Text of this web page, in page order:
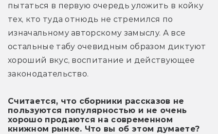
пытаться в первую очередь уложить в койку
тех, кто туда отнюдь не стремился по
изначальному авторскому замыслу. А все
остальные табу очевидным образом диктуют
хороший вкус, воспитание и действующее
законодательство.
Считается, что сборники рассказов не
пользуются популярностью и не очень
хорошо продаются на современном
книжном рынке. Что вы об этом думаете?